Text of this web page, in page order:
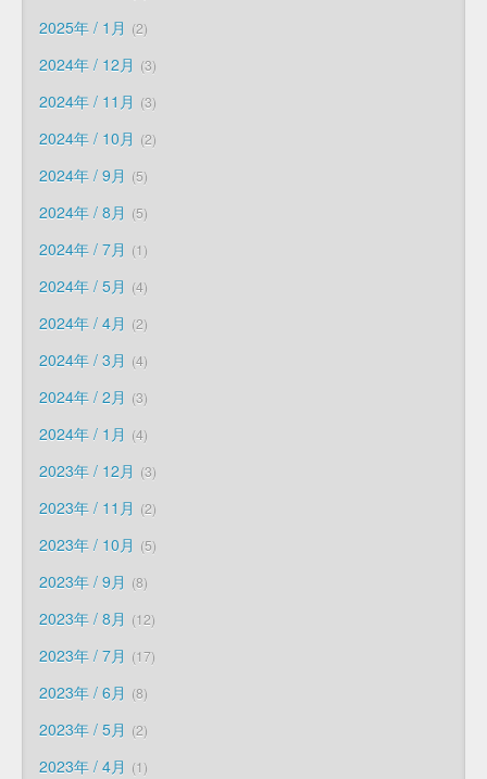
2025年 / 1月 2
2024年 / 12月 3
2024年 / 11月 3
2024年 / 10月 2
2024年 / 9月 5
2024年 / 8月 5
2024年 / 7月 1
2024年 / 5月 4
2024年 / 4月 2
2024年 / 3月 4
2024年 / 2月 3
2024年 / 1月 4
2023年 / 12月 3
2023年 / 11月 2
2023年 / 10月 5
2023年 / 9月 8
2023年 / 8月 12
2023年 / 7月 17
2023年 / 6月 8
2023年 / 5月 2
2023年 / 4月 1